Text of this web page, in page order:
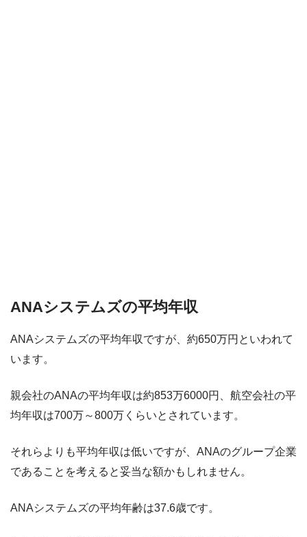
ANAシステムズの平均年収
ANAシステムズの平均年収ですが、約650万円といわれて
います。
親会社のANAの平均年収は約853万6000円、航空会社の平
均年収は700万～800万くらいとされています。
それらよりも平均年収は低いですが、ANAのグループ企業
であることを考えると妥当な額かもしれません。
ANAシステムズの平均年齢は37.6歳です。